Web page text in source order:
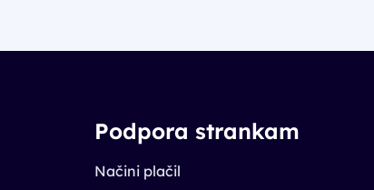
Podpora strankam
Načini plačil